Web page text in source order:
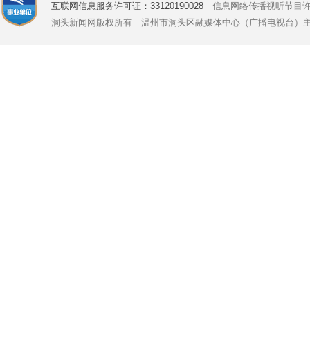
互联网信息服务许可证：33120190028 信息网络传播视听节目
洞头新闻网版权所有 温州市洞头区融媒体中心（广播电视台）